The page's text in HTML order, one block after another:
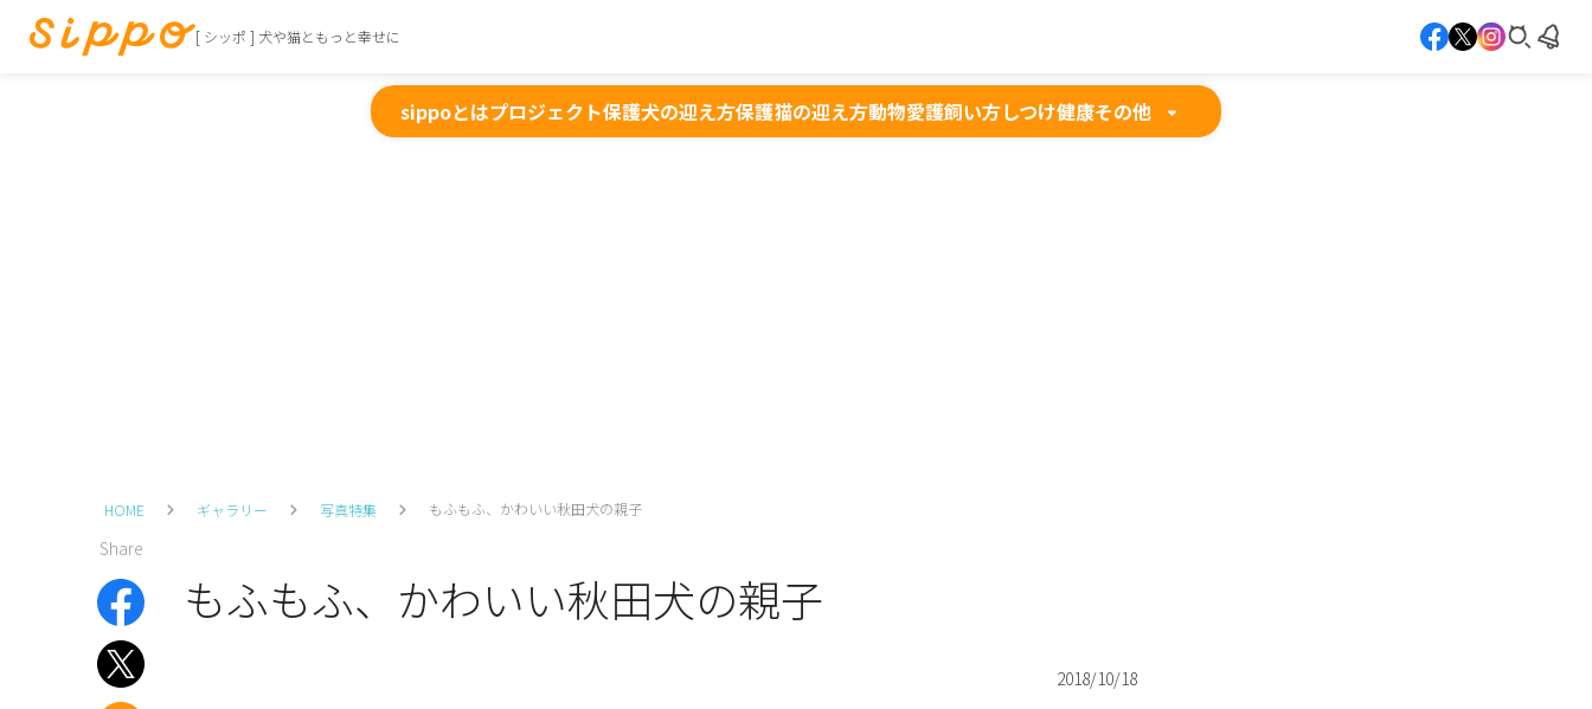
[ シッポ ] 犬や猫ともっと幸せに
sippoとはプロジェクト保護犬の迎え方保護猫の迎え方動物愛護飼い方しつけ健康その他
HOME ギャラリー 写真特集 もふもふ、かわいい秋田犬の親子
Share
もふもふ、かわいい秋田犬の親子
2018/10/18